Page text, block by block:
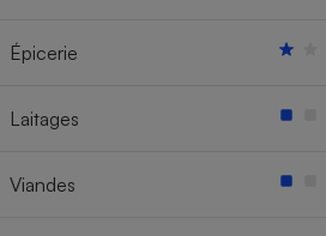
Épicerie
Laitages
Viandes